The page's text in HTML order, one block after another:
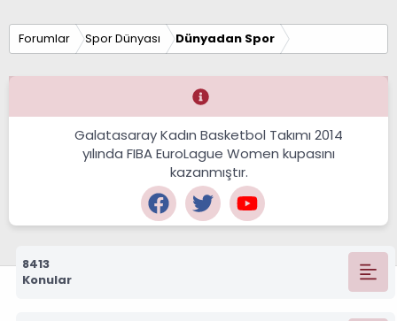
Forumlar Spor Dünyası Dünyadan Spor
Galatasaray Kadın Basketbol Takımı 2014
yılında FIBA EuroLague Women kupasını
kazanmıştır.
8413
Konular